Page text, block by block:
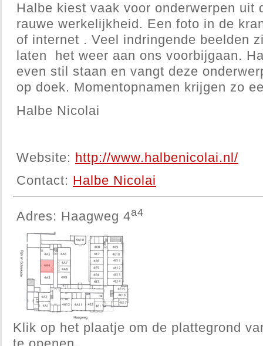
Halbe kiest vaak voor onderwerpen uit
rauwe werkelijkheid. Een foto in de
of internet . Veel indringende beelden
laten het weer aan ons voorbijgaan.
even stil staan en vangt deze
op doek. Momentopnamen krijgen zo
Halbe Nicolai
Website: http://www.halbenicolai.nl/
Contact: Halbe Nicolai
Adres: Haagweg 4a4
Klik op het plaatje om de plattegrond